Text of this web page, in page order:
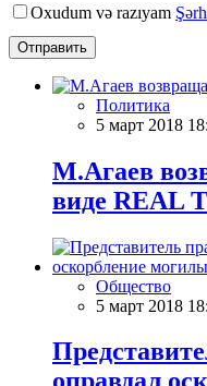
Oxudum və razıyam
Отправить
Политика
5 март 2018
М.Агаев
виде REAL
Общество
5 март 2018